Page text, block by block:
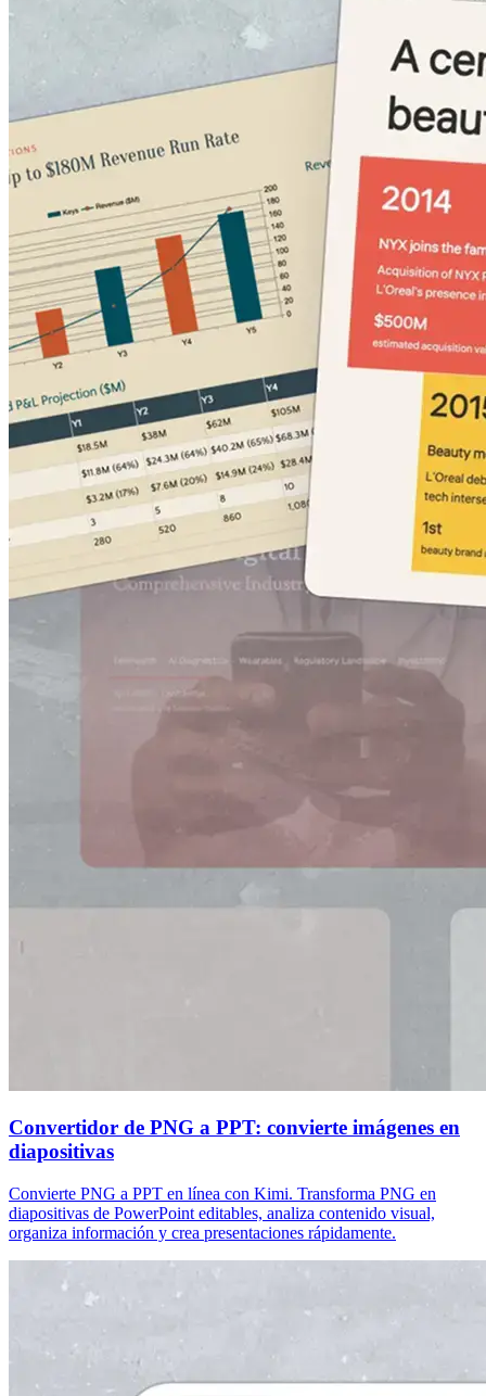
Convertidor de PNG a PPT: convierte imágenes en
diapositivas
Convierte PNG a PPT en línea con Kimi. Transforma PNG en
diapositivas de PowerPoint editables, analiza contenido visual,
organiza información y crea presentaciones rápidamente.